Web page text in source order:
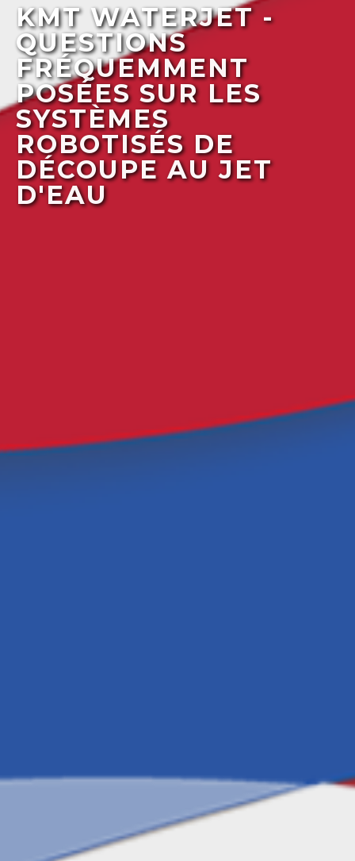
KMT WATERJET -
QUESTIONS
FRÉQUEMMENT
POSÉES SUR LES
SYSTÈMES
ROBOTISÉS DE
DÉCOUPE AU JET
D'EAU